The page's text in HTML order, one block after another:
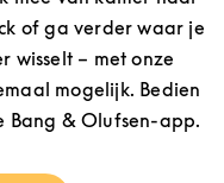
of ga verder waar je
wisselt – met onze
mogelijk. Bedien
Bang & Olufsen-app.